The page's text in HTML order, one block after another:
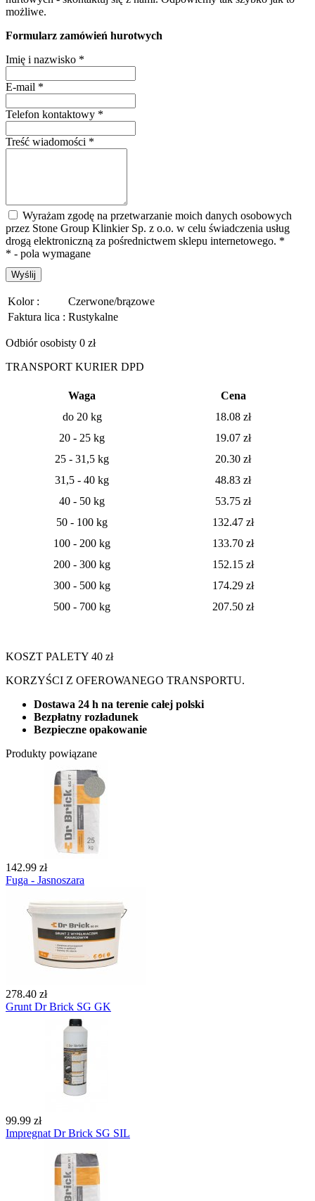
możliwe.
Formularz zamówień hurotwych
Imię i nazwisko *
E-mail *
Telefon kontaktowy *
Treść wiadomości *
Wyrażam zgodę na przetwarzanie moich danych osobowych
przez Stone Group Klinkier Sp. z o.o. w celu świadczenia usług
drogą elektroniczną za pośrednictwem sklepu internetowego. *
* - pola wymagane
Wyślij
Kolor :
Czerwone/brązowe
Faktura lica : Rustykalne
Odbiór osobisty 0 zł
TRANSPORT KURIER DPD
Waga
Cena
do 20 kg
18.08 zł
20 - 25 kg
19.07 zł
25 - 31,5 kg
20.30 zł
31,5 - 40 kg
48.83 zł
40 - 50 kg
53.75 zł
50 - 100 kg
132.47 zł
100 - 200 kg
133.70 zł
200 - 300 kg
152.15 zł
300 - 500 kg
174.29 zł
500 - 700 kg
207.50 zł
KOSZT PALETY 40 zł
KORZYŚCI Z OFEROWANEGO TRANSPORTU.
Dostawa 24 h na terenie całej polski
Bezpłatny rozładunek
Bezpieczne opakowanie
Produkty powiązane
142.99 zł
Fuga - Jasnoszara
278.40 zł
Grunt Dr Brick SG GK
99.99 zł
Impregnat Dr Brick SG SIL